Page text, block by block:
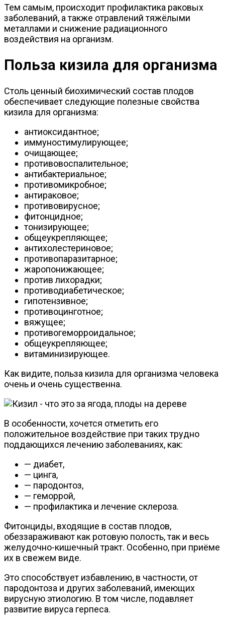
Тем самым, происходит профилактика раковых
заболеваний, а также отравлений тяжёлыми
металлами и снижение радиационного
воздействия на организм.
Польза кизила для организма
Столь ценный биохимический состав плодов
обеспечивает следующие полезные свойства
кизила для организма:
антиоксидантное;
иммуностимулирующее;
очищающее;
противовоспалительное;
антибактериальное;
противомикробное;
антираковое;
противовирусное;
фитонцидное;
тонизирующее;
общеукрепляющее;
антихолестериновое;
противопаразитарное;
жаропонижающее;
против лихорадки;
противодиабетическое;
гипотензивное;
противоцинготное;
вяжущее;
противогеморроидальное;
общеукрепляющее;
витаминизирующее.
Как видите, польза кизила для организма человека
очень и очень существенна.
В особенности, хочется отметить его
положительное воздействие при таких трудно
поддающихся лечению заболеваниях, как:
— диабет,
— цинга,
— пародонтоз,
— геморрой,
— профилактика и лечение склероза.
Фитонциды, входящие в состав плодов,
обеззараживают как ротовую полость, так и весь
желудочно-кишечный тракт. Особенно, при приёме
их в свежем виде.
Это способствует избавлению, в частности, от
пародонтоза и других заболеваний, имеющих
вирусную этиологию. В том числе, подавляет
развитие вируса герпеса.